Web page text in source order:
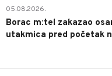
05.08.2026.
Borac m:tel zakazao
utakmica pred početak